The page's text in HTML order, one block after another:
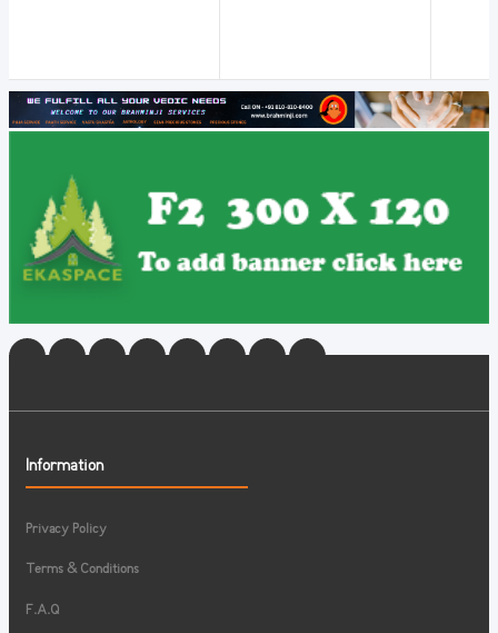
Information
Privacy Policy
Terms & Conditions
F.A.Q